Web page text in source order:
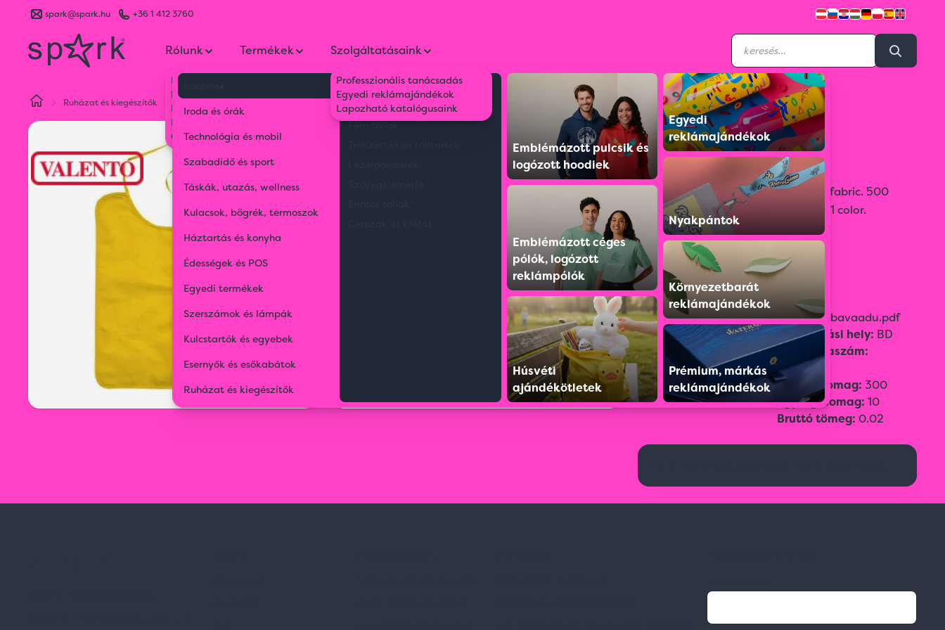
spark@spark.hu +36 1 412 3760
Rólunk
Kik vagyunk
Kapcsolat
Blog
Karrier
Gyakran Ismételt Kérdések
Termékek
Iroda és órák
Technológia és mobil
Szabadidő és sport
Táskák, utazás, wellness
Kulacsok, bögrék, termoszok
Háztartás és konyha
Édességek és POS
Egyedi termékek
Szerszámok és lámpák
Kulcstartók és egyebek
Esernyők és esőkabátok
Ruházat és kiegészítők
Környezetbarát tollak
Műanyag tollak
Fém tollak
Emblémázott pulcsik és
logózott hoodiek
Emblémázott céges
pólók, logózott
reklámpólók
Húsvéti
ajándékötletek
Egyedi
reklámajándékok
Nyakpántok
Környezetbarát
reklámajándékok
Prémium, márkás
reklámajándékok
Szolgáltatásaink
Professzionális tanácsadás
Egyedi reklámajándékok
Lapozható katalógusaink
Ruházat és kiegészítők
BAVAADUAM01
Bib Saffron
100% polyester. 150 grs/m2 woven fabric. 500
units per box. 10 units perpackage: 1 color.
Színválaszték:
Szín:Sunflower Yellow
Méret: Adult,
Súly:
150 g/m2
Adatlap: bavaadu.pdf
Származási hely: BD
Vámtarifaszám:
62171000
Gyűjtőcsomag: 300
Egységcsomag: 10
Bruttó tömeg: 0.02